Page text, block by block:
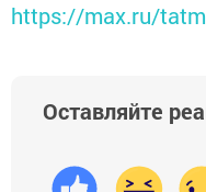
https://max.ru/
Оставляйте